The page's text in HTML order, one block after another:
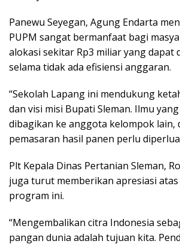
Panewu Seyegan, Agung Endarta
PUPM sangat bermanfaat bagi
alokasi sekitar Rp3 miliar yang dapat
selama tidak ada efisiensi anggaran.
“Sekolah Lapang ini mendukung
dan visi misi Bupati Sleman. Ilmu
dibagikan ke anggota kelompok lain,
pemasaran hasil panen perlu
Plt Kepala Dinas Pertanian Sleman,
juga turut memberikan apresiasi
program ini.
“Mengembalikan citra Indonesia
pangan dunia adalah tujuan kita.